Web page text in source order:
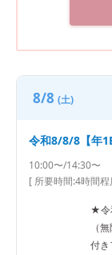
8/8 (土)
令和8/8/8【年
10:00〜/14:30〜
[ 所要時間:4時間程
★令
（
付